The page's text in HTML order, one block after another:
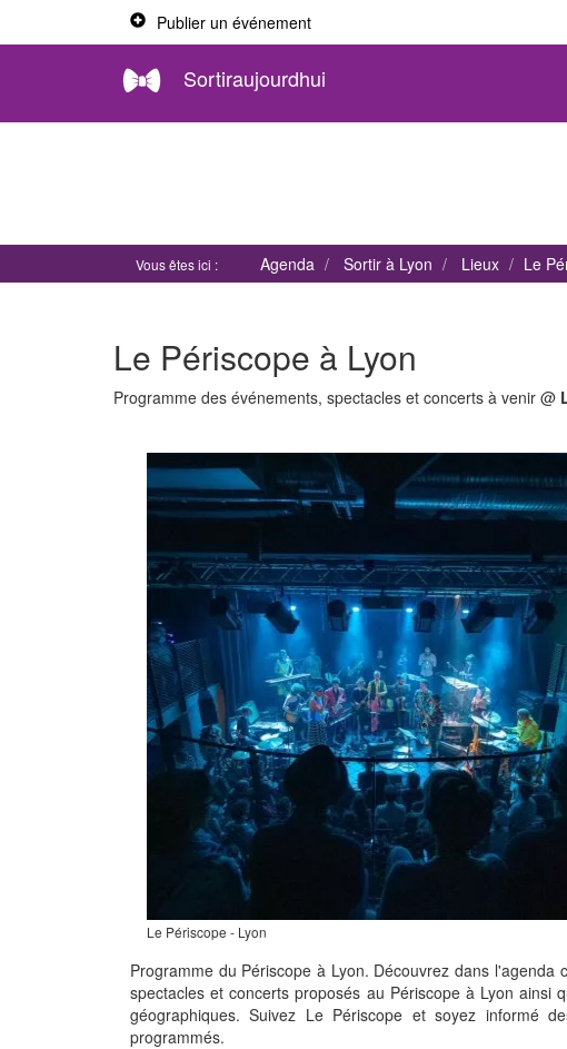
Publier un événement
Sortiraujourdhui
Vous êtes ici : Agenda Sortir à Lyon Lieux Le
Le Périscope à Lyon
Programme des événements, spectacles et concerts à venir @
Le Périscope - Lyon
Programme du Périscope à Lyon. Découvrez dans
spectacles et concerts proposés au Périscope à Lyon ainsi
géographiques. Suivez Le Périscope et soyez informé
programmés.